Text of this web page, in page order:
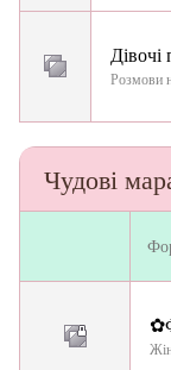
Розмови
Чудові